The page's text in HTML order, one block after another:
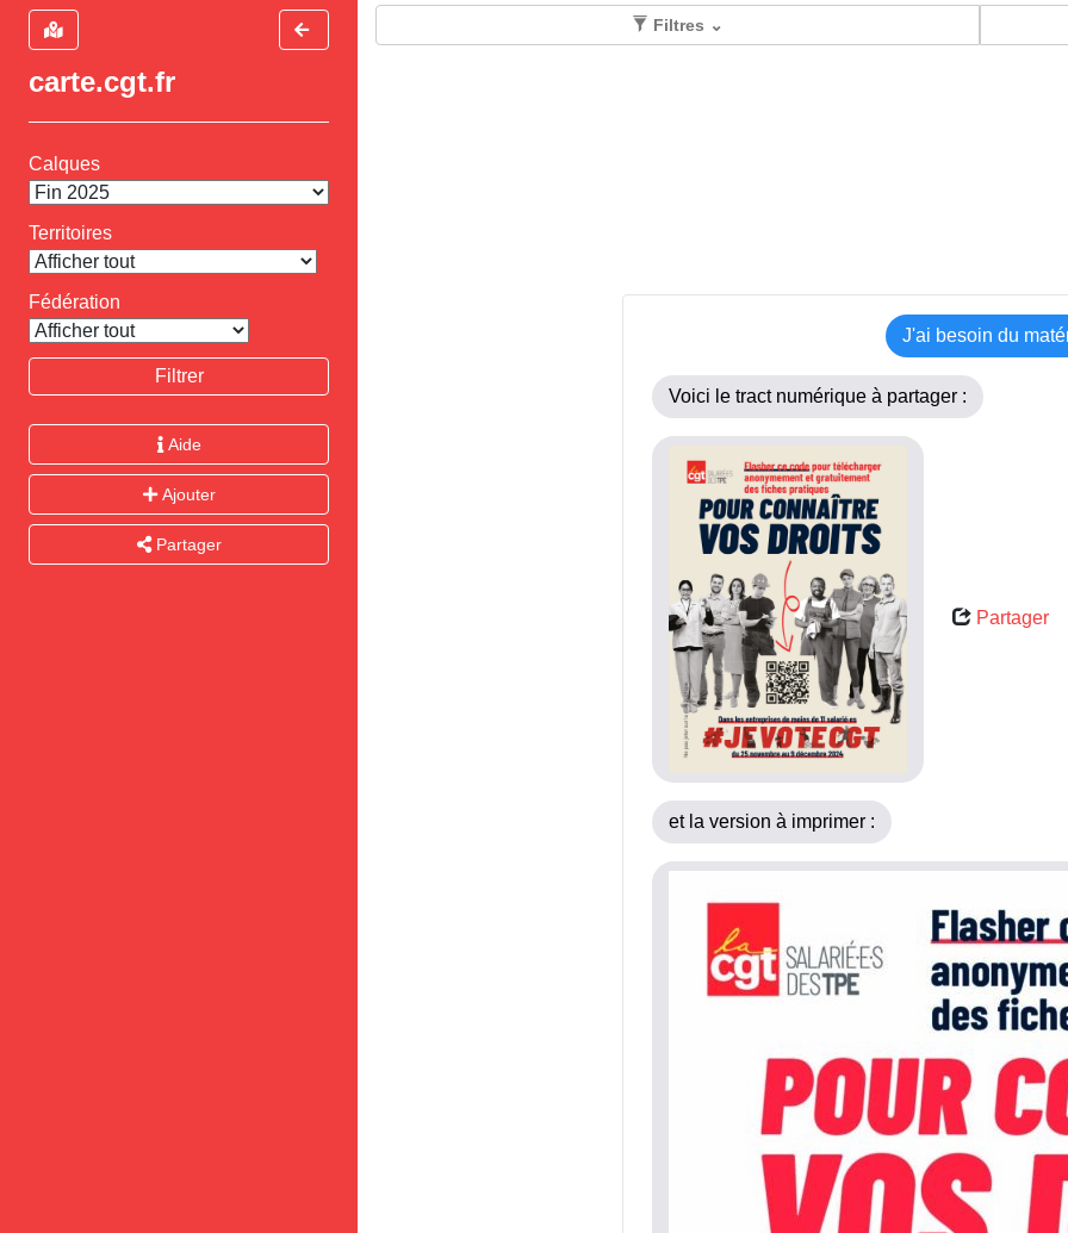
carte.cgt.fr
Calques
Territoires
Fédération
Filtrer
Aide
Ajouter
Partager
Filtres ⌄
J'ai besoin du
Voici le tract numérique à partager :
Partager
et la version à imprimer :